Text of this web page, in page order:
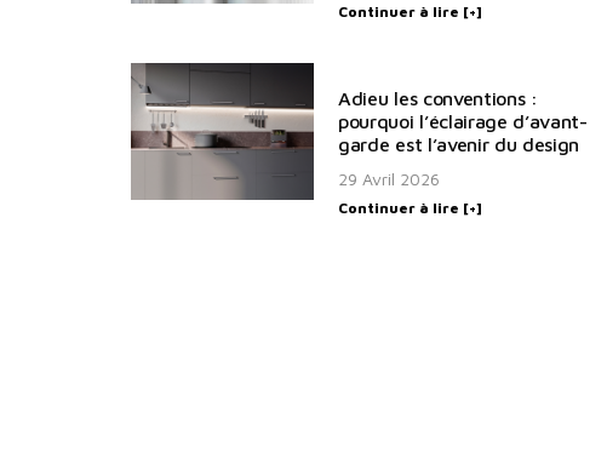
Continuer à lire [+]
Adieu les conventions :
pourquoi l’éclairage d’avant-
garde est l’avenir du design
29 Avril 2026
Continuer à lire [+]